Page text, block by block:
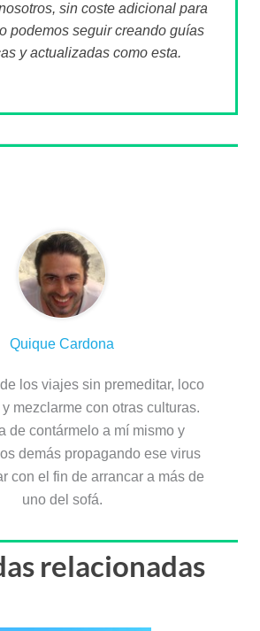
sin coste adicional para
podemos seguir creando guías
y actualizadas como esta.
Quique Cardona
los viajes sin premeditar, loco
mezclarme con otras culturas.
de contármelo a mí mismo y
demás propagando ese virus
con el fin de arrancar a más de
uno del sofá.
relacionadas